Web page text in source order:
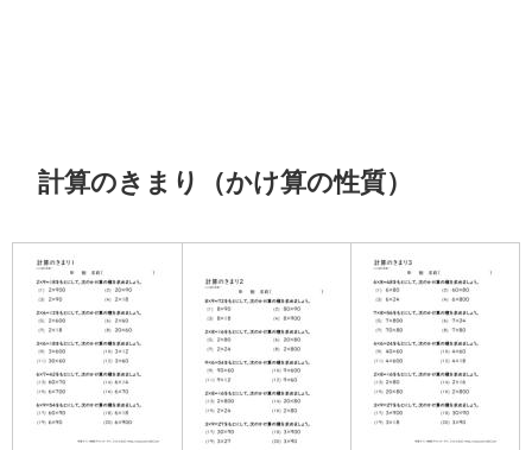
計算のきまり（かけ算の性質）